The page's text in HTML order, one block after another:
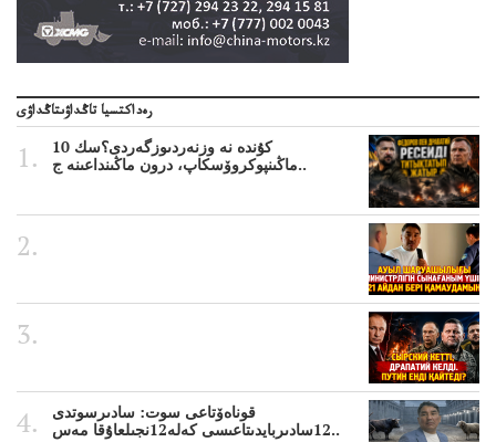
رەداكتسيا تاڭداۋىتاڭداۋى
10 كۇندە نە وزنەردىوزگەردى؟سك
ماڭىنپوكروۆسكاپ، درون ماڭىنداعىنە ج..
قوناەۆتاعى سوت: سادىرسوتدى
12سادىربايدىتاعىسى كەلە12نجىلعاۇقا مەس..